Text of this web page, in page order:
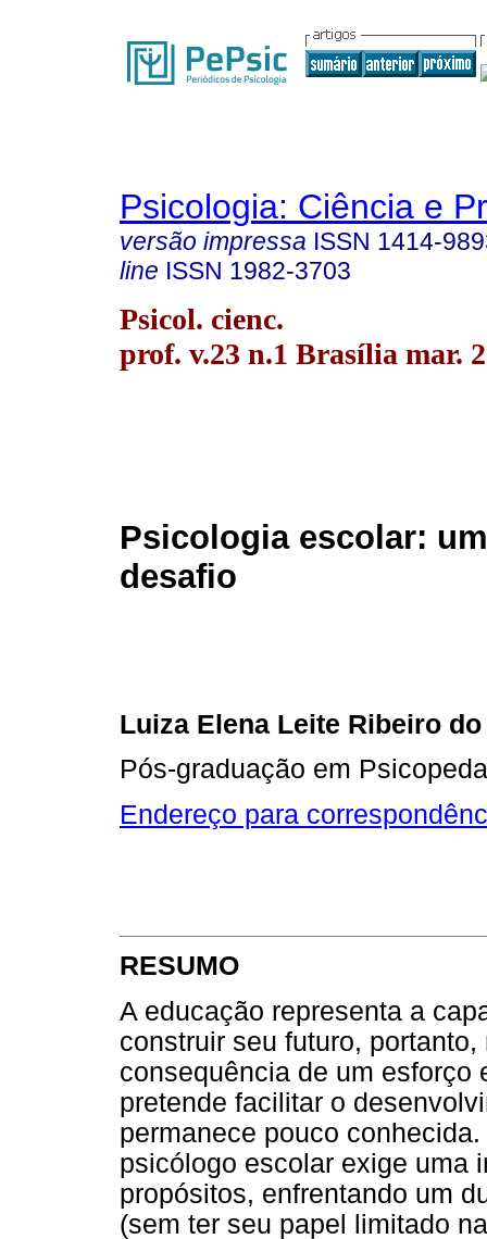
Psicologia: Ciência e
versão impressa ISSN 1414-
line ISSN 1982-3703
Psicol. cienc.
prof. v.23 n.1 Brasília mar.
Psicologia escolar:
desafio
Luiza Elena Leite Ribeiro do
Pós-graduação em
Endereço para
RESUMO
A educação representa a
construir seu futuro,
consequência de um esforço
pretende facilitar o
permanece pouco
psicólogo escolar exige uma
propósitos, enfrentando um
(sem ter seu papel limitado